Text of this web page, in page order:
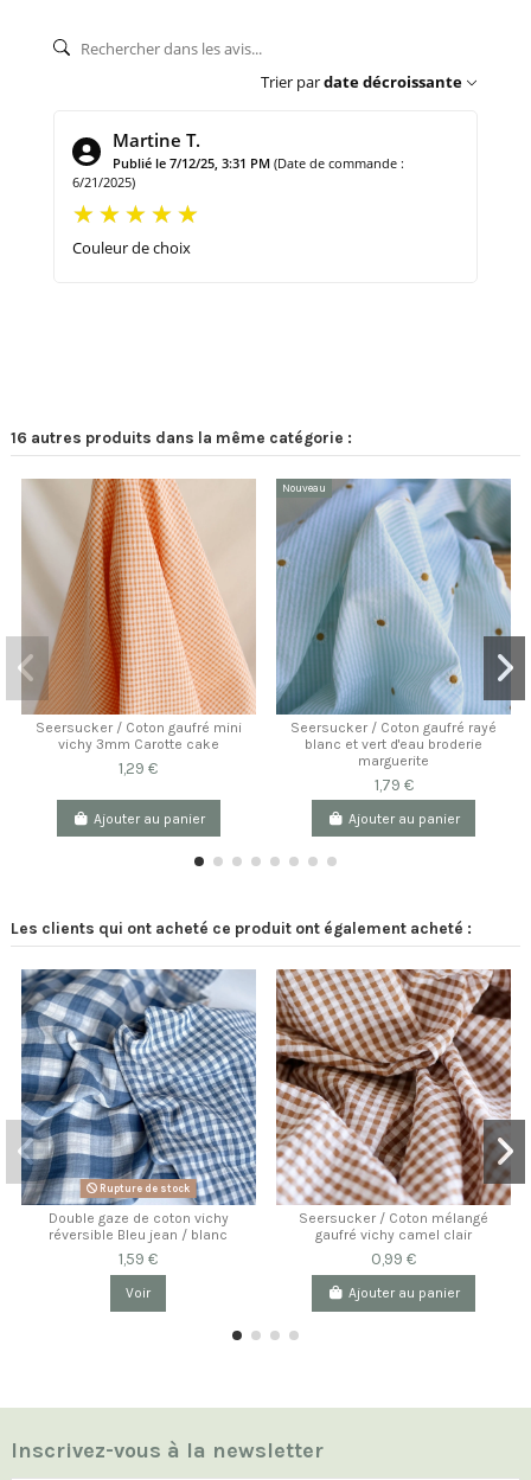
Trier pardate décroissante
Martine T.
Publié le 7/12/25, 3:31 PM (Date de commande :
6/21/2025)
Couleur de choix
16 autres produits dans la même catégorie :
Seersucker / Coton gaufré mini
vichy 3mm Carotte cake
1,29 €
Ajouter au panier
Nouveau
Seersucker / Coton gaufré rayé
blanc et vert d'eau broderie
marguerite
1,79 €
Ajouter au panier
Les clients qui ont acheté ce produit ont également acheté :
Rupture de stock
Double gaze de coton vichy
réversible Bleu jean / blanc
1,59 €
Voir
Seersucker / Coton mélangé
gaufré vichy camel clair
0,99 €
Ajouter au panier
Inscrivez-vous à la newsletter